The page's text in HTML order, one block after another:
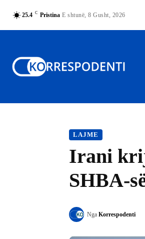
25.4 C Pristina E shtunë, 8 Gusht, 2026
LAJME
Irani
SHBA-
Nga Korrespodenti